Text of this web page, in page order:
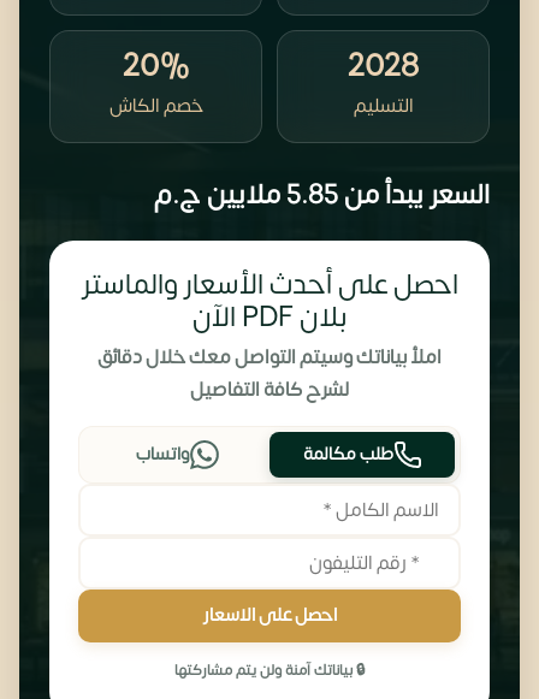
2028
التسليم
20%
خصم الكاش
السعر يبدأ من5.85 ملايين ج.م
احصل على أحدث الأسعار والماستر
بلان PDF الآن
املأ بياناتك وسيتم التواصل معك خلال دقائق
لشرح كافة التفاصيل
طلب مكالمة واتساب
احصل على الاسعار
🔒 بياناتك آمنة ولن يتم مشاركتها